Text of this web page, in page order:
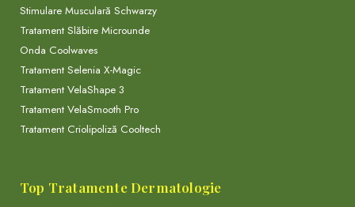
Stimulare Musculară Schwarzy
Tratament Slăbire Microunde
Onda Coolwaves
Tratament Selenia X-Magic
Tratament VelaShape 3
Tratament VelaSmooth Pro
Tratament Criolipoliză Cooltech
Top Tratamente Dermatologie